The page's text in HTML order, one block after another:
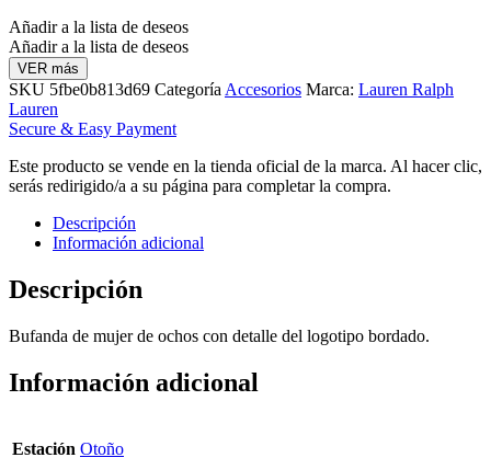
Añadir a la lista de deseos
Añadir a la lista de deseos
VER más
SKU 5fbe0b813d69 Categoría Accesorios Marca: Lauren Ralph
Lauren
Secure & Easy Payment
Este producto se vende en la tienda oficial de la marca. Al hacer clic,
serás redirigido/a a su página para completar la compra.
Descripción
Información adicional
Descripción
Bufanda de mujer de ochos con detalle del logotipo bordado.
Información adicional
Estación Otoño